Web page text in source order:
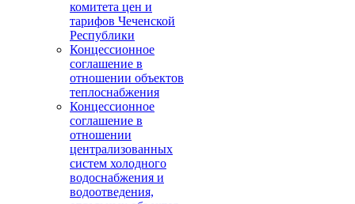
комитета цен и
тарифов Чеченской
Республики
Концессионное
соглашение в
отношении объектов
теплоснабжения
Концессионное
соглашение в
отношении
централизованных
систем холодного
водоснабжения и
водоотведения,